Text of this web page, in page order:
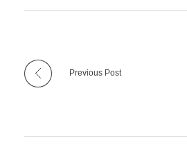
Previous Post